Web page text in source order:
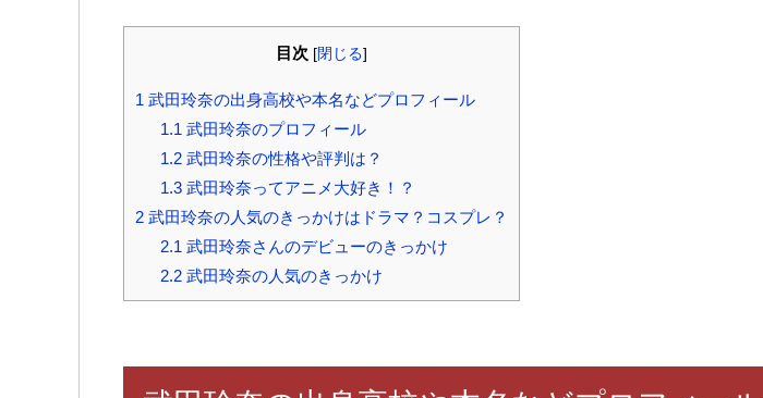
目次 [閉じる]
1 武田玲奈の出身高校や本名などプロフィール
1.1 武田玲奈のプロフィール
1.2武田玲奈の性格や評判は？
1.3武田玲奈ってアニメ大好き！？
2 武田玲奈の人気のきっかけはドラマ？コスプレ？
2.1 武田玲奈さんのデビューのきっかけ
2.2武田玲奈の人気のきっかけ